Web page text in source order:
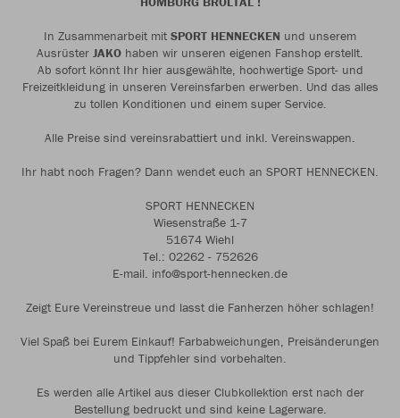
In Zusammenarbeit mit SPORT HENNECKEN und unserem
Ausrüster JAKO haben wir unseren eigenen Fanshop erstellt.
Ab sofort könnt Ihr hier ausgewählte, hochwertige Sport- und
Freizeitkleidung in unseren Vereinsfarben erwerben. Und das alles
zu tollen Konditionen und einem super Service.
Alle Preise sind vereinsrabattiert und inkl. Vereinswappen.
Ihr habt noch Fragen? Dann wendet euch an SPORT HENNECKEN.
SPORT HENNECKEN
Wiesenstraße 1-7
51674 Wiehl
Tel.: 02262 - 752626
E-mail. info@sport-hennecken.de
Zeigt Eure Vereinstreue und lasst die Fanherzen höher schlagen!
Viel Spaß bei Eurem Einkauf! Farbabweichungen, Preisänderungen
und Tippfehler sind vorbehalten.
Es werden alle Artikel aus dieser Clubkollektion erst nach der
Bestellung bedruckt und sind keine Lagerware.